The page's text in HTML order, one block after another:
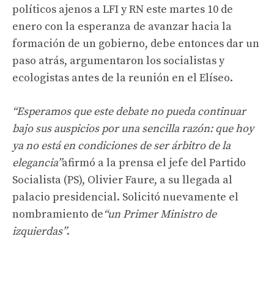
políticos ajenos a LFI y RN este martes 10 de
enero con la esperanza de avanzar hacia la
formación de un gobierno, debe entonces dar un
paso atrás, argumentaron los socialistas y
ecologistas antes de la reunión en el Elíseo.
“Esperamos que este debate no pueda continuar
bajo sus auspicios por una sencilla razón: que hoy
ya no está en condiciones de ser árbitro de la
elegancia”afirmó a la prensa el jefe del Partido
Socialista (PS), Olivier Faure, a su llegada al
palacio presidencial. Solicitó nuevamente el
nombramiento de“un Primer Ministro de
izquierdas”.